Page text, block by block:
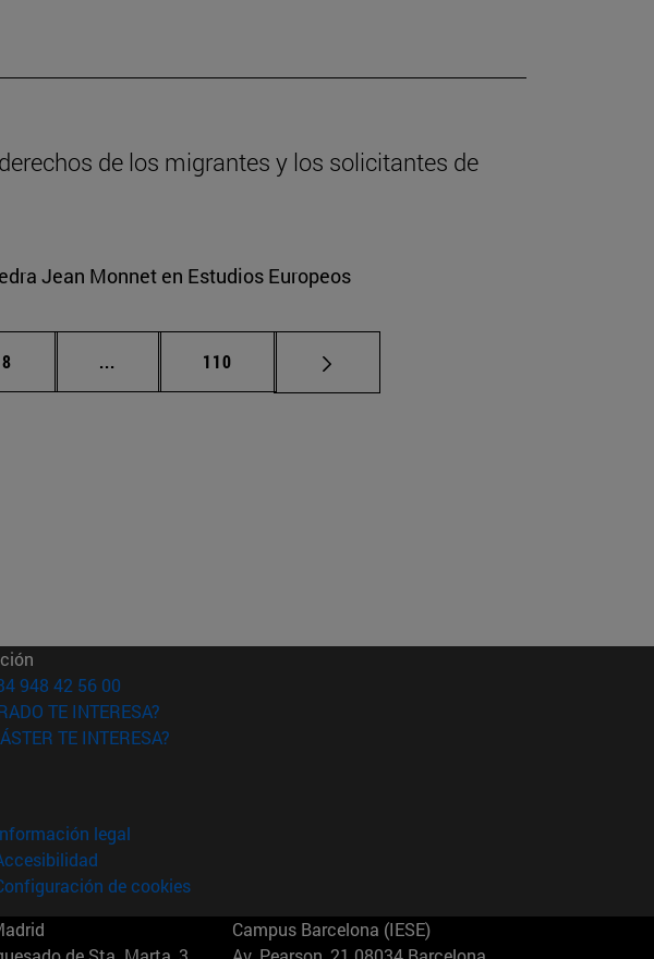
de los migrantes y los solicitantes de
Jean Monnet en Estudios Europeos
Página
8 ... Páginas intermedias Use TAB para desplazarse.
Página
110
948 42 56 00
TE INTERESA?
TE INTERESA?
legal
de cookies
Campus Barcelona (IESE)